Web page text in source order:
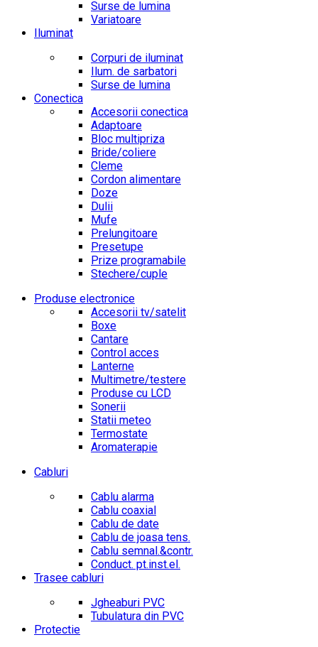
Surse de lumina
Variatoare
Iluminat
Corpuri de iluminat
Ilum. de sarbatori
Surse de lumina
Conectica
Accesorii conectica
Adaptoare
Bloc multipriza
Bride/coliere
Cleme
Cordon alimentare
Doze
Dulii
Mufe
Prelungitoare
Presetupe
Prize programabile
Stechere/cuple
Produse electronice
Accesorii tv/satelit
Boxe
Cantare
Control acces
Lanterne
Multimetre/testere
Produse cu LCD
Sonerii
Statii meteo
Termostate
Aromaterapie
Cabluri
Cablu alarma
Cablu coaxial
Cablu de date
Cablu de joasa tens.
Cablu semnal.&contr.
Conduct. pt.inst.el.
Trasee cabluri
Jgheaburi PVC
Tubulatura din PVC
Protectie